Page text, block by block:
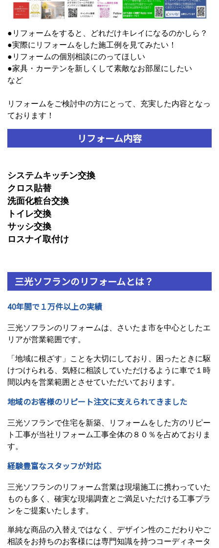
●リフォームをすると、どれだけキレイになるのかしら？
●実際にリフォームをした施工例を見てみたい！
●リフォームの個別相談にのってほしい
●家具・カーテンを新しくして素敵なお部屋にしたい
など
リフォームをご検討中の方にとって、充実した内容となっ
ております！
リフォーム内容
システムキッチン交換
クロス貼替
洗面化粧台交換
トイレ交換
サッシ交換
ロスナイ取付け
三光ソフランのリフォームとは？
40年間で１万件以上の実績
三光ソフランのリフォームは、さいたま市を中心としたエ
リアが営業範囲です。
「地域に根ざす」ことを大切にしており、困ったときに駆
けつけられる、気軽に相談していただけるように車で１時
間以内を営業範囲とさせていただいております。
地域のお客様のリピート注文に支えられてきました
三光ソフランで住宅を新築、リフォームをした方のリピー
ト工事が当社リフォーム工事全体の８０％を占めておりま
す。
経験豊富なスタッフが対応
三光ソフランのリフォーム営業は現場施工に携わっていた
ものも多く、確実な現場調査とご満足いただける工事プラ
ンをご提案いたします。
単純な商品の入替えではなく、デザイン性のこだわりやご
相談をお持ちのお客様には専門知識を持つコーディネータ